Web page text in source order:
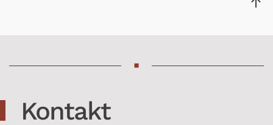
Kontakt